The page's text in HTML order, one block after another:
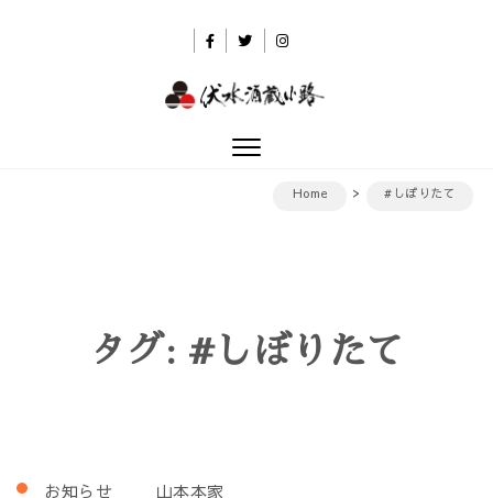
Toggle
Home
#しぼりたて
タグ: #しぼりたて
お知らせ 山本本家